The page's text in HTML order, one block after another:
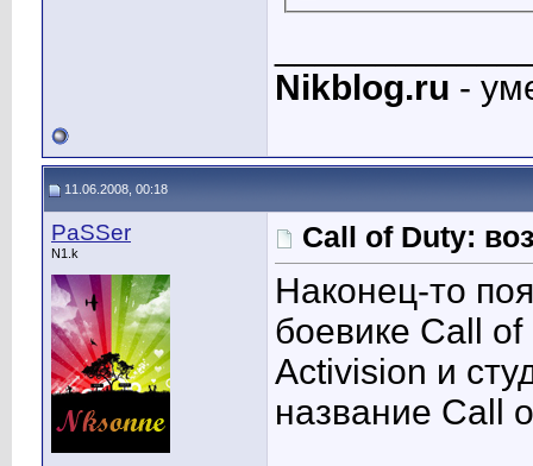
Nikblog.ru -
11.06.2008, 00:18
PaSSer
N1.k Call of Duty:
Наконец-то
боевике Call
Activision и
название Call